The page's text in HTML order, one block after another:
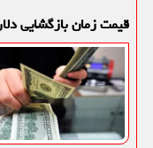
قیمت زمان بازگشایی دلار،